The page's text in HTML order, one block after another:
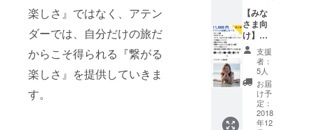
楽しさ』ではなく、アテン
ダーでは、自分だけの旅だ
からこそ得られる『繋がる
楽しさ』を提供していきま
す。
映とな
ります
・PR動
画や登
壇など
は順次
2019年
入りま
したら
公開さ
れてい
国に広
げたい
方 ・プ
ラン/ツ
アーは
あるけ
ど、全
部任せ
たい方
（魅力
あるプ
開予
定） ・
弊社の
旅行マ
ニアを
引率
し、御
社様プ
ラン/ツ
アーを
コンサ
な方に
おすす
め】 ・
一緒に
リリー
ス時の
イベン
トを
祝って
くれる
方 ・
ベント
（開発
秘話 / 開
発者交
流会）
・代
表、宮
城浩を
ランチ /
ディ
ナー連
れてい
アファ
イル）
・PR動
画のエ
ンド
ロール
に掲載
・「ア
テン
ダー支
援者様
限定グ
【みな
さま向
け】
【限定
５名、
増席不
可】ア
テンド
お試し
コース
・サン
支援
者：
5人
お届
け予
定：
2018
年12